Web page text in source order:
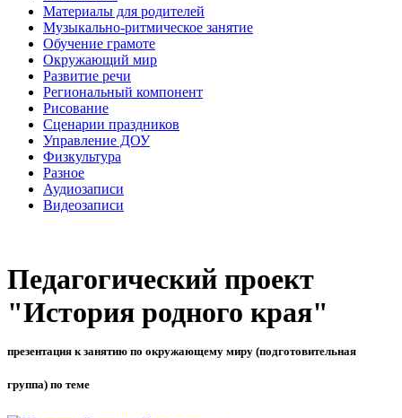
Материалы для родителей
Музыкально-ритмическое занятие
Обучение грамоте
Окружающий мир
Развитие речи
Региональный компонент
Рисование
Сценарии праздников
Управление ДОУ
Физкультура
Разное
Аудиозаписи
Видеозаписи
Педагогический проект
"История родного края"
презентация к занятию по окружающему миру (подготовительная
группа) по теме